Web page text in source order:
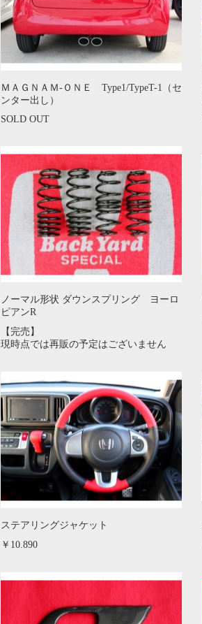
ＭＡＧＮＡＭ-ＯＮＥ Type1/TypeT-1（セ
ンター出し）
SOLD OUT
ノーマル形状 ダウンスプリング ヨーロ
ピアンR
【完売】
現時点では再販の予定はございません
ステアリングジャケット
￥10.890